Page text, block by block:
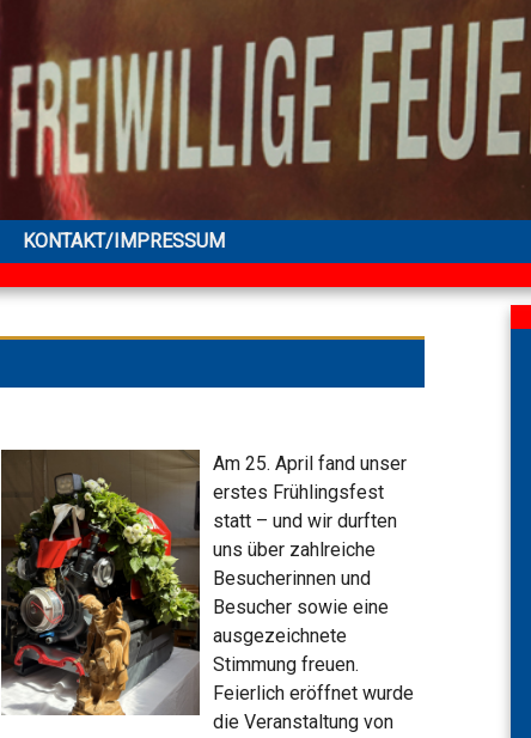
KONTAKT/IMPRESSUM
Am 25. April fand unser
erstes Frühlingsfest
statt – und wir durften
uns über zahlreiche
Besucherinnen und
Besucher sowie eine
ausgezeichnete
Stimmung freuen.
Feierlich eröffnet wurde
die Veranstaltung von